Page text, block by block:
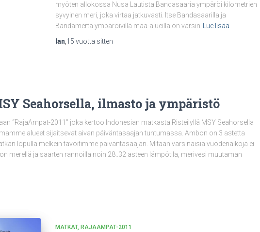
myöten allokossa Nusa Lautista.Bandasaaria ympäröi kilometrien
syvyinen meri, joka virtaa jatkuvasti. Itse Bandasaarilla ja
Bandamerta ympäröivillä maa-alueilla on varsin
Lue lisää
Ian 15 vuotta sitten
Seahorsella, ilmasto ja ympäristö
“RajaAmpat-2011” joka kertoo Indonesian matkasta.Risteilyllä MSY Seahorsella
alueet sijaitsevat aivan päiväntasaajan tuntumassa. Ambon on 3 astetta
lopulla melkein tavoitimme päiväntasaajan. Mitään varsinaisia vuodenaikoja ei
merellä ja saarten rannoilla noin 28..32 asteen lämpötila, merivesi muutaman
MATKAT RAJAAMPAT-2011